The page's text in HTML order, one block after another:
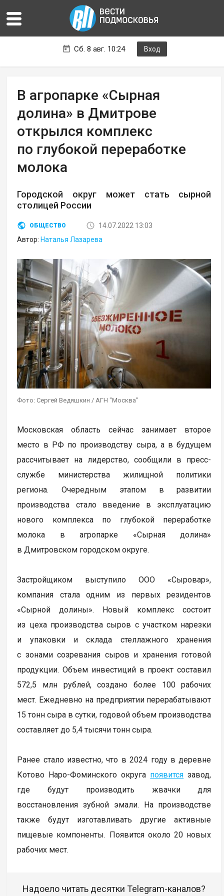
Сб. 8 авг. 10:24 Вход
В агропарке «Сырная
долина» в Дмитрове
открылся комплекс
по глубокой переработке
молока
Городской округ может стать сырной
столицей России
ОБЩЕСТВО
14.07.2022 13:03
Автор: Наталья Лазарева
Фото: Сергей Ведяшкин / АГН "Москва"
Московская область сейчас занимает второе
место в РФ по производству сыра, а в будущем
рассчитывает на лидерство, сообщили в пресс-
службе министерства жилищной политики
региона. Очередным этапом в развитии
производства стало введение в эксплуатацию
нового комплекса по глубокой переработке
молока в агропарке «Сырная долина»
в Дмитровском городском округе.
Застройщиком выступило ООО «Сыровар»,
компания стала одним из первых резидентов
«Сырной долины». Новый комплекс состоит
из цеха производства сыров с участком нарезки
и упаковки и склада стеллажного хранения
с зонами созревания сыров и хранения готовой
продукции. Объем инвестиций в проект составил
572,5 млн рублей, создано более 100 рабочих
мест. Ежедневно на предприятии перерабатывают
15 тонн сыра в сутки, годовой объем производства
составляет до 5,4 тысячи тонн сыра.
Ранее стало известно, что в 2024 году в деревне
Котово Наро-Фоминского округа появится завод,
где будут производить жвачки для
восстановления зубной эмали. На производстве
также будут изготавливать другие активные
пищевые компоненты. Появится около 20 новых
рабочих мест.
Надоело читать десятки Telegram-каналов?